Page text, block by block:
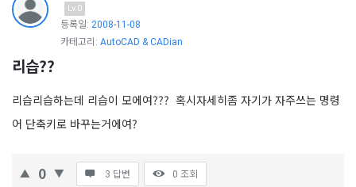
Lv.0
등록일: 2008-11-08
카테고리: AutoCAD & CADian
리습??
리습리습하는데 리습이 모에여??? 혹시자세히좀 자기가 자주쓰는 명령
어 단축키로 바꾸는거에여?
0 3 답변 0 조회